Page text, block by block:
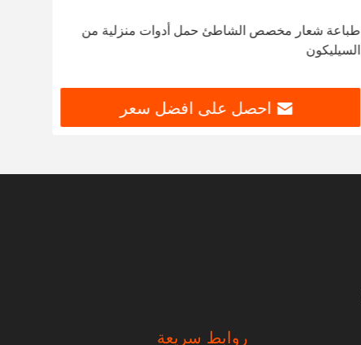
طباعة شعار مخصص الشاطئ حمل أدوات منزلية من
السيليكون
احصل على افضل سعر
روابط سريعة